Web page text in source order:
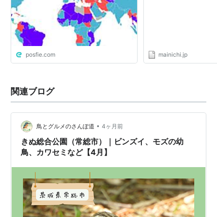
posfie.com mainichi.jp
関連ブログ
鳥とグルメのさんぽ道 • 4ヶ月前
きぬ総合公園（常総市）｜ビンズイ、モズの幼
鳥、カワセミなど【4月】